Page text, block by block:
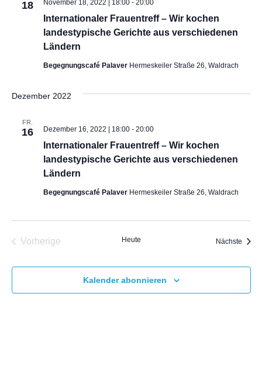
18
Internationaler Frauentreff – Wir kochen
landestypische Gerichte aus verschiedenen
Ländern
November 18, 2022 | 18:00- 20:00
Begegnungscafé Palaver Hermeskeiler Straße 26, Waldrach
Dezember 2022
FR.
16
Internationaler Frauentreff – Wir kochen
landestypische Gerichte aus verschiedenen
Ländern
Dezember 16, 2022 | 18:00- 20:00
Begegnungscafé Palaver Hermeskeiler Straße 26, Waldrach
Vorherige
Heute Nächste
Kalender abonnieren